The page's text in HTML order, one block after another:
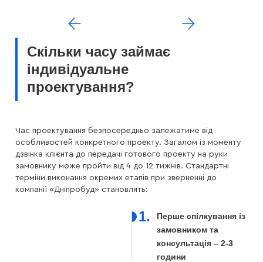
Скільки часу займає
індивідуальне
проектування?
Час проектування безпосередньо залежатиме від
особливостей конкретного проекту. Загалом із моменту
дзвінка клієнта до передачі готового проекту на руки
замовнику може пройти від 4 до 12 тижнів. Стандартні
терміни виконання окремих етапів при зверненні до
компанії «Дніпробуд» становлять:
1.
Перше спілкування із
замовником та
консультація – 2-3
години